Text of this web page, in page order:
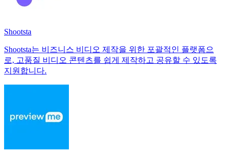
Shootsta
Shootsta는 비즈니스 비디오 제작을 위한 포괄적인 플랫폼으
로, 고품질 비디오 콘텐츠를 쉽게 제작하고 공유할 수 있도록
지원합니다.